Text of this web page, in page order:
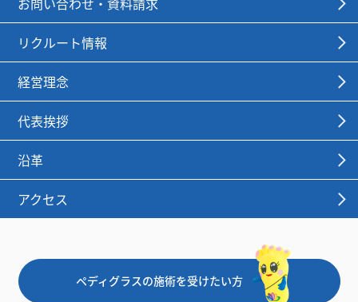
リクルート情報
経営理念
代表挨拶
沿革
アクセス
ペディグラスの施術を受けたい方